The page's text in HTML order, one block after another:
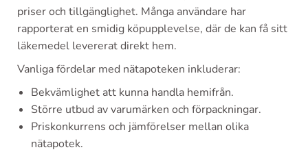
priser och tillgänglighet. Många användare har
rapporterat en smidig köpupplevelse, där de kan få sitt
läkemedel levererat direkt hem.
Vanliga fördelar med nätapoteken inkluderar:
Bekvämlighet att kunna handla hemifrån.
Större utbud av varumärken och förpackningar.
Priskonkurrens och jämförelser mellan olika
nätapotek.